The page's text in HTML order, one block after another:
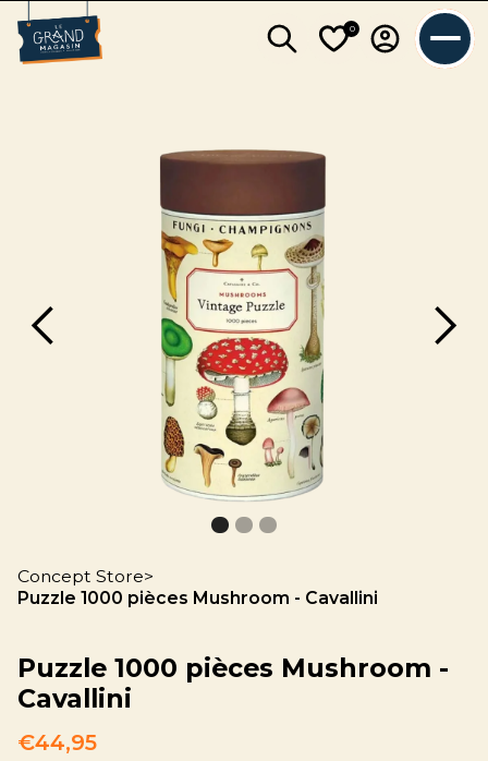
0
Concept Store>
Puzzle 1000 pièces Mushroom - Cavallini
Puzzle 1000 pièces Mushroom -
Cavallini
€44,95